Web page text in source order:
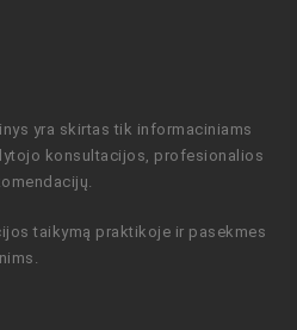
yra skirtas tik informaciniams
konsultacijos, profesionalios
.
taikymą praktikoje ir pasekmes